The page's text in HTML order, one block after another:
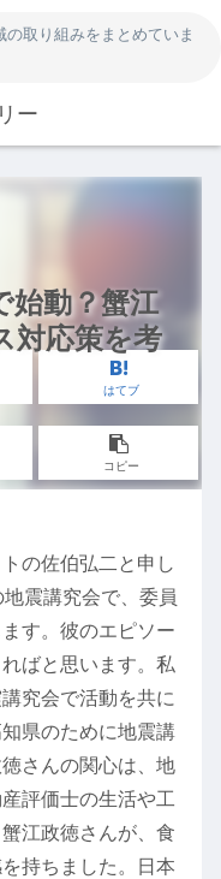
取り組みをまとめていま
ー
始動？蟹江
対応策を考
はてブ
コピー
の佐伯弘二と申し
震講究会で、委員
す。彼のエピソー
ばと思います。私
究会で活動を共に
県のために地震講
さんの関心は、地
評価士の生活や工
江政徳さんが、食
持ちました。日本